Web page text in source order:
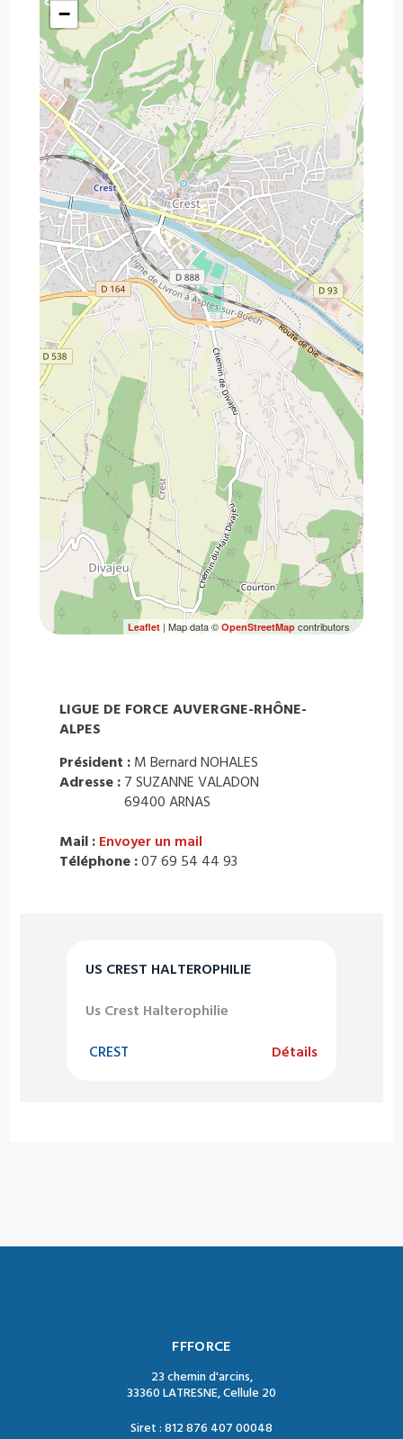
US CREST HALTEROPHILIE
Us Crest Halterophilie
CREST Détails
−
Leaflet| Map data © OpenStreetMapcontributors
LIGUE DE FORCE AUVERGNE-RHÔNE-
ALPES
Président : M Bernard NOHALES
Adresse : 7 SUZANNE VALADON
69400 ARNAS
Mail : Envoyer un mail
Téléphone :07 69 54 44 93
FFFORCE
23 chemin d'arcins,
33360 LATRESNE, Cellule 20
Siret : 812 876 407 00048